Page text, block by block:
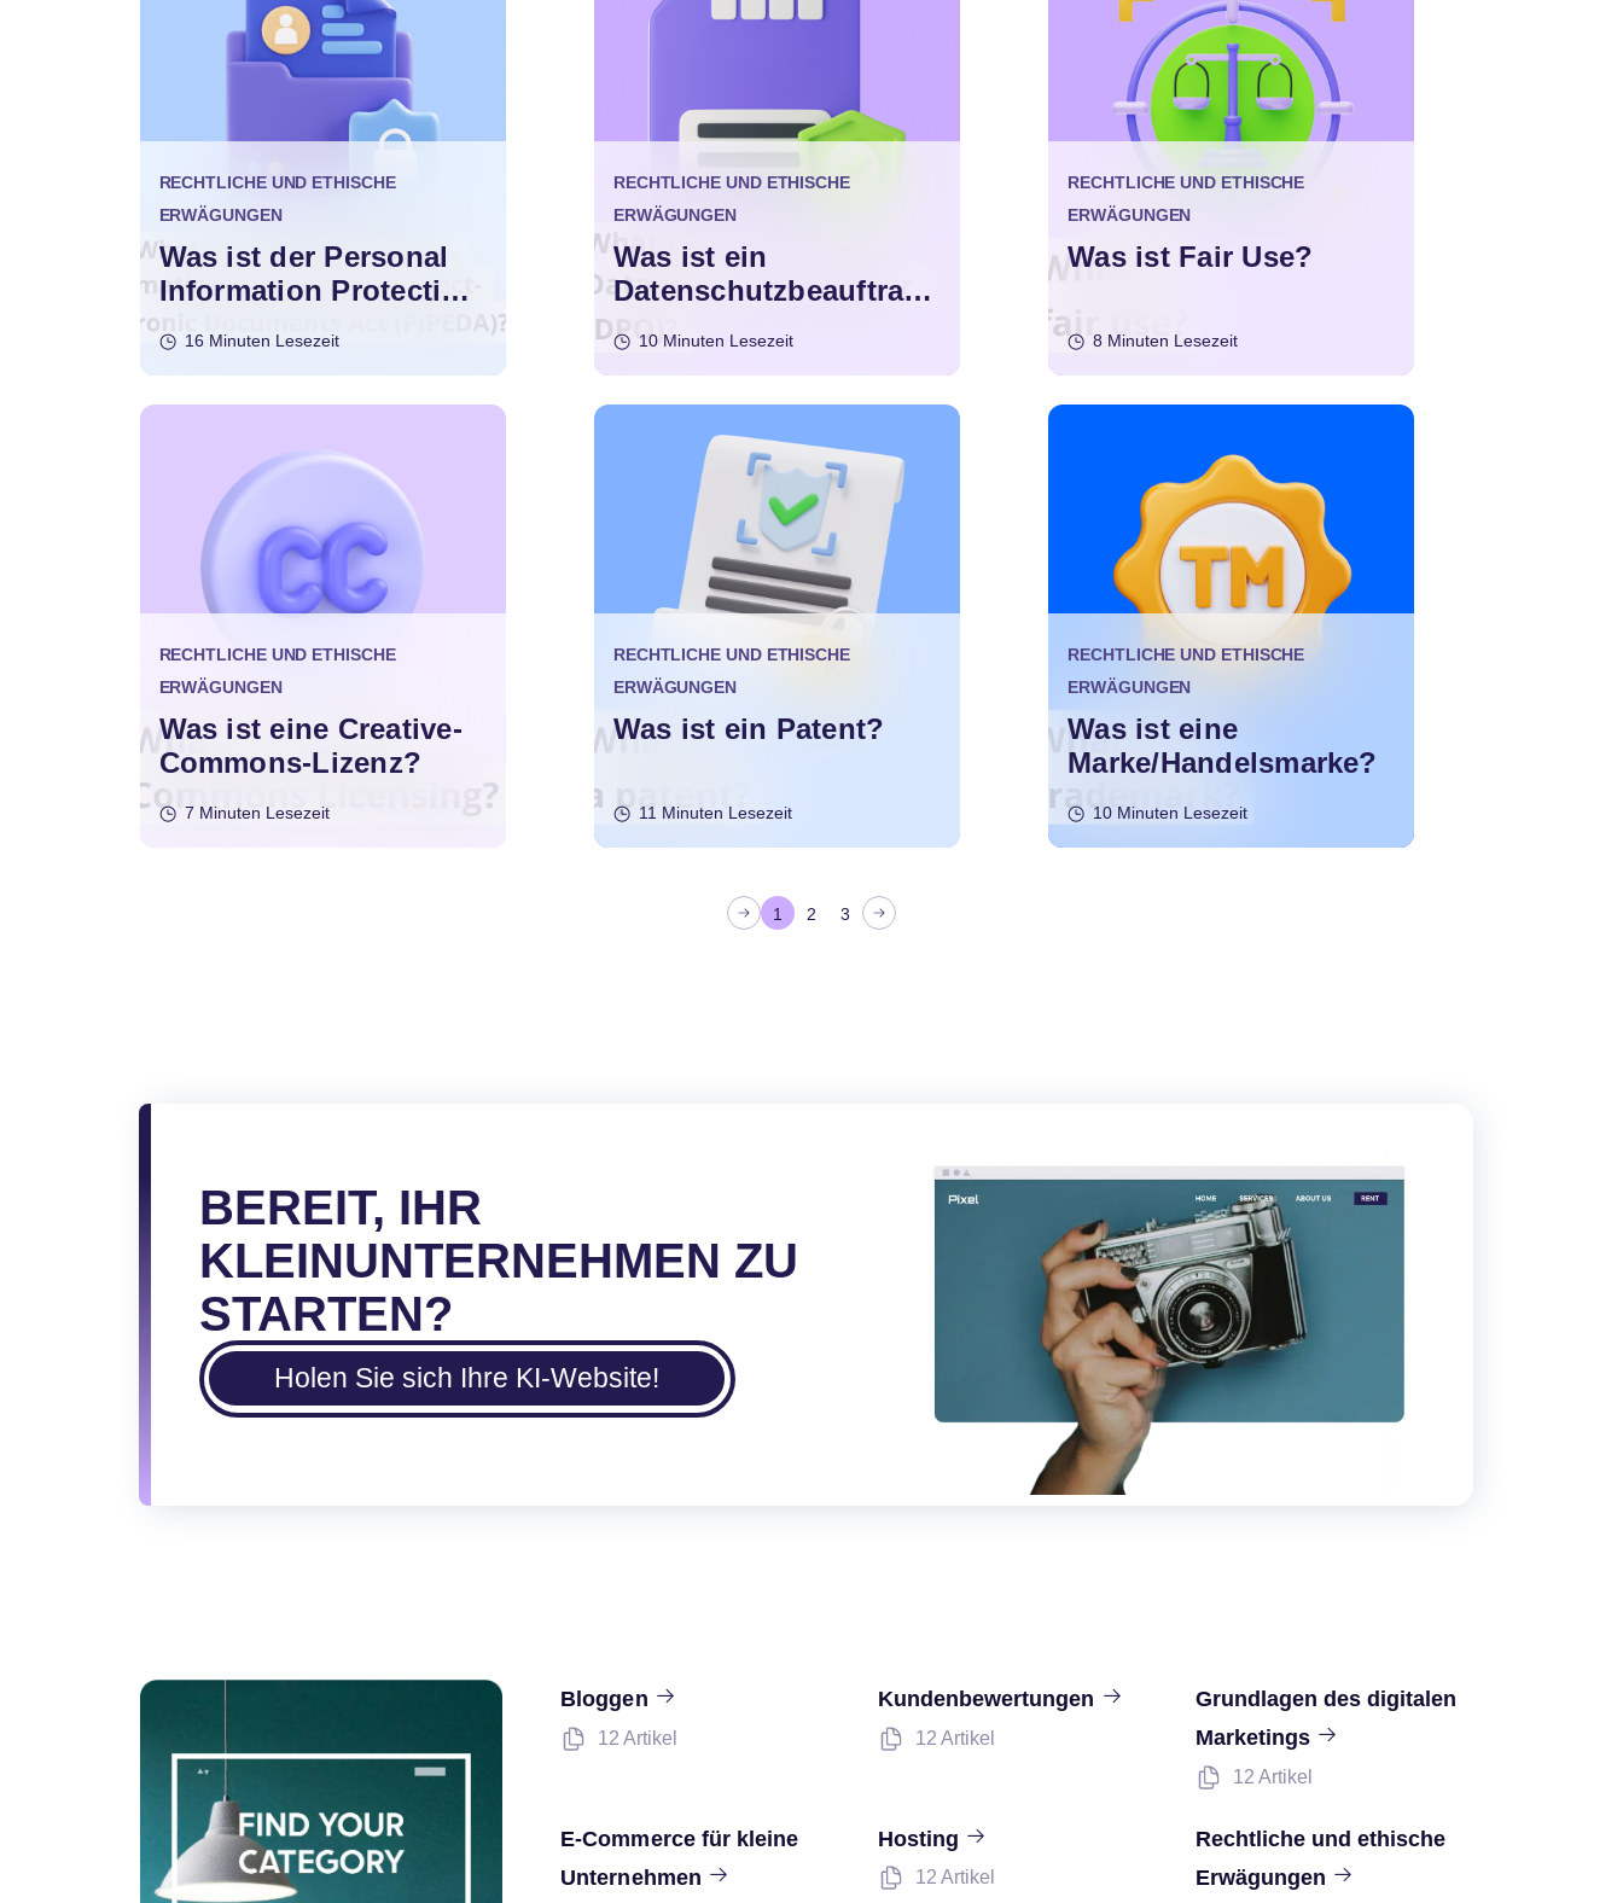
RECHTLICHE UND ETHISCHE
ERWÄGUNGEN
Was ist der Personal
Information Protection
and Electronic
Documents Act
16 Minuten Lesezeit
RECHTLICHE UND ETHISCHE
ERWÄGUNGEN
Was ist ein
Datenschutzbeauftragt
10 Minuten Lesezeit
RECHTLICHE UND ETHISCHE
ERWÄGUNGEN
Was ist Fair Use?
8 Minuten Lesezeit
RECHTLICHE UND ETHISCHE
ERWÄGUNGEN
Was ist eine Creative-
Commons-Lizenz?
7 Minuten Lesezeit
RECHTLICHE UND ETHISCHE
ERWÄGUNGEN
Was ist ein Patent?
11 Minuten Lesezeit
RECHTLICHE UND ETHISCHE
ERWÄGUNGEN
Was ist eine
Marke/Handelsmarke?
10 Minuten Lesezeit
1 2 3
BEREIT, IHR
KLEINUNTERNEHMEN ZU
STARTEN?
Holen Sie sich Ihre KI-Website!
Bloggen
12 Artikel
Kundenbewertungen
12 Artikel
Grundlagen des digitalen
Marketings
12 Artikel
E-Commerce für kleine
Unternehmen
Hosting
12 Artikel
Rechtliche und ethische
Erwägungen